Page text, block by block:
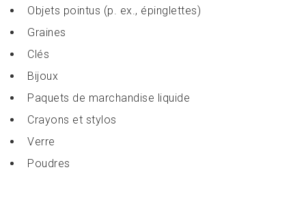
Objets pointus (p. ex., épinglettes)
Graines
Clés
Bijoux
Paquets de marchandise liquide
Crayons et stylos
Verre
Poudres